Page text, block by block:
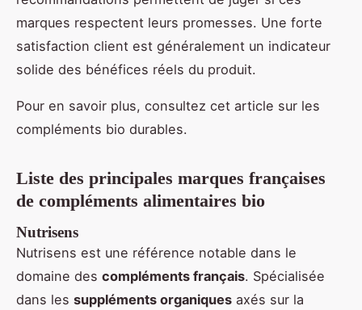
marques respectent leurs promesses. Une forte
satisfaction client est généralement un indicateur
solide des bénéfices réels du produit.
Pour en savoir plus, consultez cet article sur les
compléments bio durables.
Liste des principales marques françaises
de compléments alimentaires bio
Nutrisens
Nutrisens est une référence notable dans le
domaine des compléments français. Spécialisée
dans les suppléments organiques axés sur la